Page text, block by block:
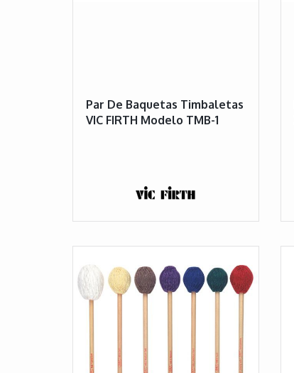
Par De Baquetas Timbaletas
VIC FIRTH Modelo TMB-1